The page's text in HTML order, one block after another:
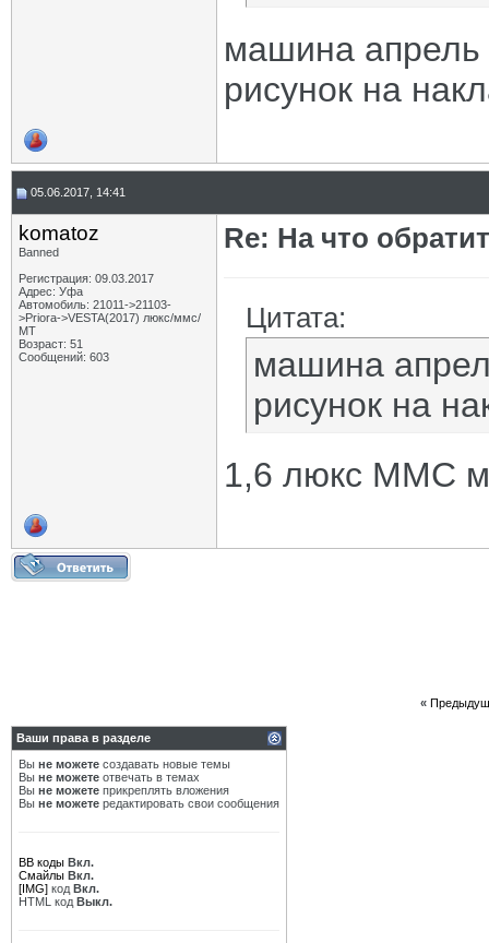
машина апрель
рисунок на
05.06.2017, 14:41
komatoz
Banned
Регистрация: 09.03.2017
Адрес: Уфа
Автомобиль: 21011->21103-
>Priora->VESTA(2017) люкс/ммс/
МТ
Возраст: 51
Сообщений: 603
Re: На что
Цитата:
машина
рисунок на
1,6 люкс ММС
«
Ваши права в разделе
Вы не можете создавать новые темы
Вы не можете отвечать в темах
Вы не можете прикреплять вложения
Вы не можете редактировать свои сообщения
BB коды Вкл.
Смайлы Вкл.
[IMG] код Вкл.
HTML код Выкл.